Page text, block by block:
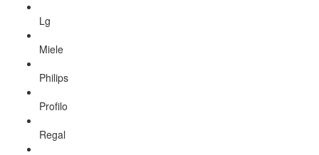
Lg
Miele
Philips
Profilo
Regal